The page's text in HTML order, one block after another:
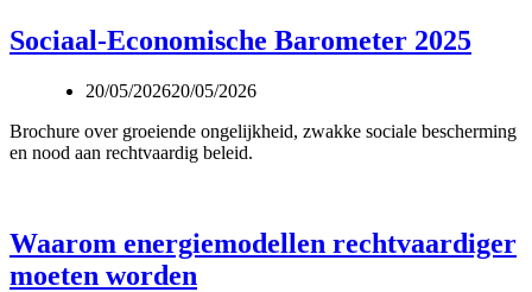
Sociaal-Economische Barometer 2025
20/05/202620/05/2026
Brochure over groeiende ongelijkheid, zwakke sociale bescherming
en nood aan rechtvaardig beleid.
Waarom energiemodellen rechtvaardiger
moeten worden